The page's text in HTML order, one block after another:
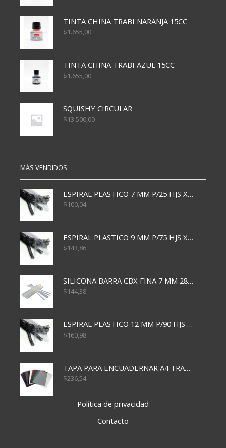
TINTA CHINA TRABI NARANJA 15CC
$1.655,00
TINTA CHINA TRABI AZUL 15CC
$1.655,00
SQUISHY CIRCULAR
$13.500,00
MÁS VENDIDOS
ESPIRAL PLASTICO 7 MM P/25 HJS X50x3000
$100,04
ESPIRAL PLASTICO 9 MM P/75 HJS X50X2400
$143,86
SILICONA BARRA CBX FINA 7 MM 28 CM
$144,38
ESPIRAL PLASTICO 12 MM P/90 HJS X50X1500
$160,98
TAPA PARA ENCUADERNAR A4 TRANSP x50x500
$236,54
Política de privacidad
Contacto